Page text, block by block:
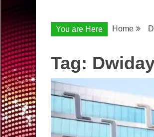
You are Here Home
Tag: